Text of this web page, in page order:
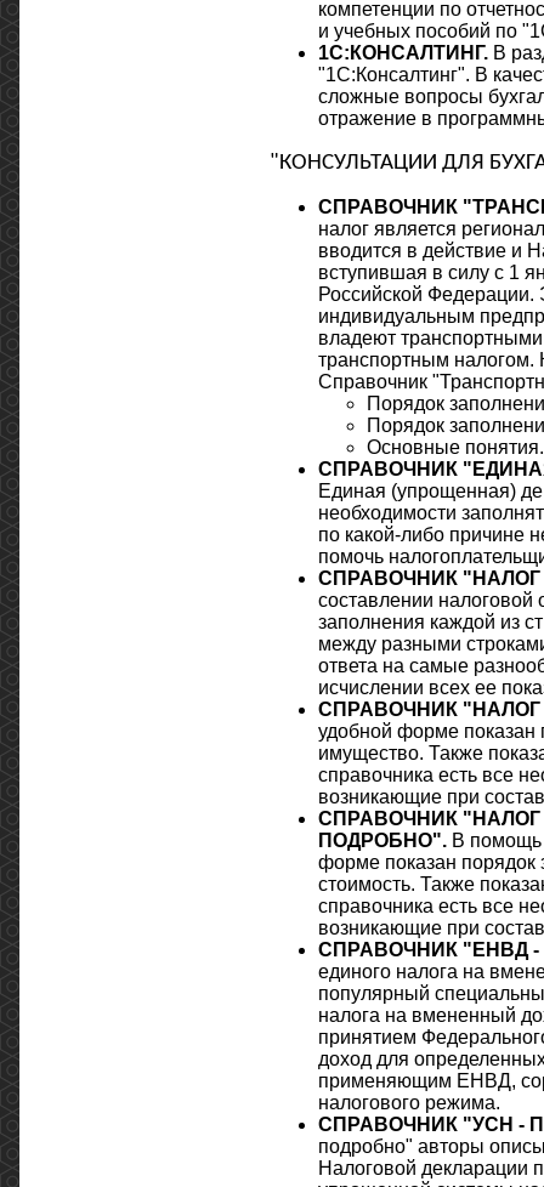
компетенции по
и учебных пособий по
1С:КОНСАЛТИНГ.В
"1С:Консалтинг". В
сложные вопросы
отражение в
"КОНСУЛЬТАЦИИ ДЛЯ
СПРАВОЧНИК
налог является
вводится в действие и
вступившая в силу с 1
Российской Федерации.
индивидуальным
владеют
транспортным налогом.
Справочник
Порядок
Порядок
Основные понятия.
СПРАВОЧНИК
Единая (упрощенная)
необходимости
по какой-либо причине
помочь
СПРАВОЧНИК
составлении налоговой
заполнения каждой из
между разными
ответа на самые
исчислении всех ее
СПРАВОЧНИК
удобной форме показан
имущество. Также
справочника есть все
возникающие при
СПРАВОЧНИК
ПОДРОБНО".В помощь
форме показан порядок
стоимость. Также
справочника есть все
возникающие при
СПРАВОЧНИК "ЕНВД
единого налога на
популярный
налога на вмененный
принятием
доход для
применяющим ЕНВД,
налогового режима.
СПРАВОЧНИК "УСН -
подробно" авторы
Налоговой декларации